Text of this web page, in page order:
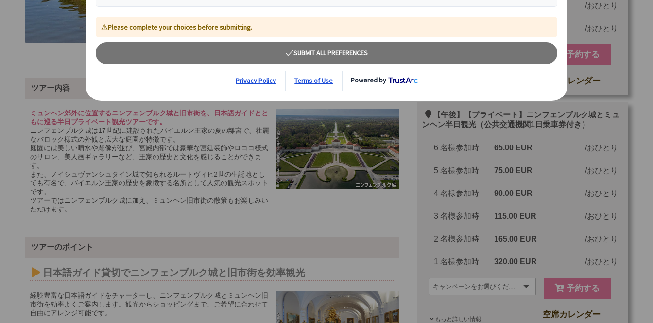
ツアー内容
ミュンヘン郊外に位置するニンフェンブルク城と旧市街を、日本語ガイドとと
もに巡る半日プライベート観光ツアーです。
ニンフェンブルク城は17世紀に建設されたバイエルン王家の夏の離宮で、壮麗
なバロック様式の外観と広大な庭園が特徴です。
庭園には美しい噴水や彫像が並び、宮殿内部では豪華な宮廷装飾やロココ様式
のサロン、美人画ギャラリーなど、王家の歴史と文化を感じることができま
す。
また、ノイシュヴァンシュタイン城で知られるルートヴィヒ2世の生誕地とし
ても有名で、バイエルン王家の歴史を象徴する名所として人気の観光スポット
です。
ツアーではニンフェンブルク城に加え、ミュンヘン旧市街の散策もお楽しみい
ただけます。
ツアーのポイント
日本語ガイド貸切でニンフェンブルク城と旧市街を効率観光
経験豊富な日本語ガイドをチャーターし、ニンフェンブルク城とミュンヘン旧
市街を効率よくご案内します。観光からショッピングまで、ご希望に合わせて
自由にアレンジ可能です。
2 名様参加時 165.00 EUR おひとり
おひとり
予約する
空席カレンダー
その他
最少催行人数 1
ツアーコード
【午後】【プライベート】ニンフェンブルク城とミュ
ンヘン半日観光（公共交通機関1日乗車券付き）
6 名様参加時 65.00 EUR おひとり
5 名様参加時 75.00 EUR おひとり
4 名様参加時 90.00 EUR おひとり
3 名様参加時 115.00 EUR おひとり
2 名様参加時 165.00 EUR おひとり
1 名様参加時 320.00 EUR おひとり
予約する
もっと詳しい情報
空席カレンダー